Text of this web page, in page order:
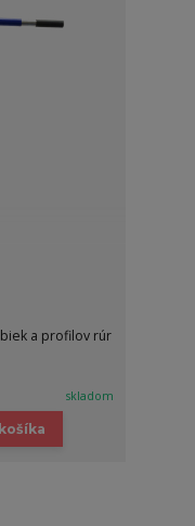
a profilov rúr
skladom